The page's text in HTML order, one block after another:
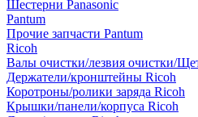
Шестерни Panasonic
Pantum
Прочие запчасти Pantum
Ricoh
Валы очистки/лезвия очистки/
Держатели/кронштейны Ricoh
Коротроны/ролики заряда Ricoh
Крышки/панели/корпуса Ricoh